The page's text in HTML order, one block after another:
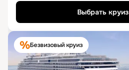
Выбрать круиз
Безвизовый круиз